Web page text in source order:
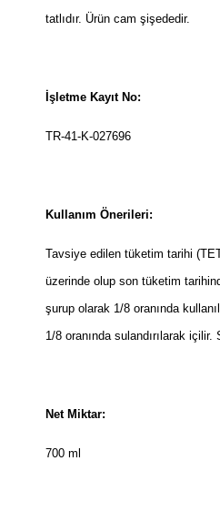
tatlıdır. Ürün cam şişededir.
İşletme Kayıt No:
TR-41-K-027696
Kullanım Önerileri:
Tavsiye edilen tüketim tarihi
üzerinde olup son tüketim
şurup olarak 1/8 oranında
1/8 oranında sulandırılarak
Net Miktar:
700 ml